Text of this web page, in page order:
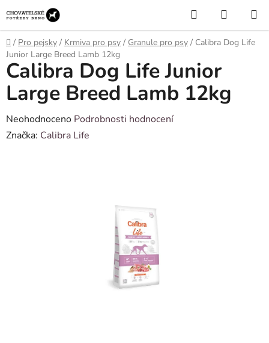
na
obsah
Hledat
KOŠÍK
Domů
/ Pro pejsky / Krmiva pro psy / Granule pro psy / Calibra Dog Life
Junior Large Breed Lamb 12kg
Calibra Dog Life Junior
Large Breed Lamb 12kg
Průměrné
hodnocení
Neohodnoceno Podrobnosti hodnocení
Značka: Calibra Life